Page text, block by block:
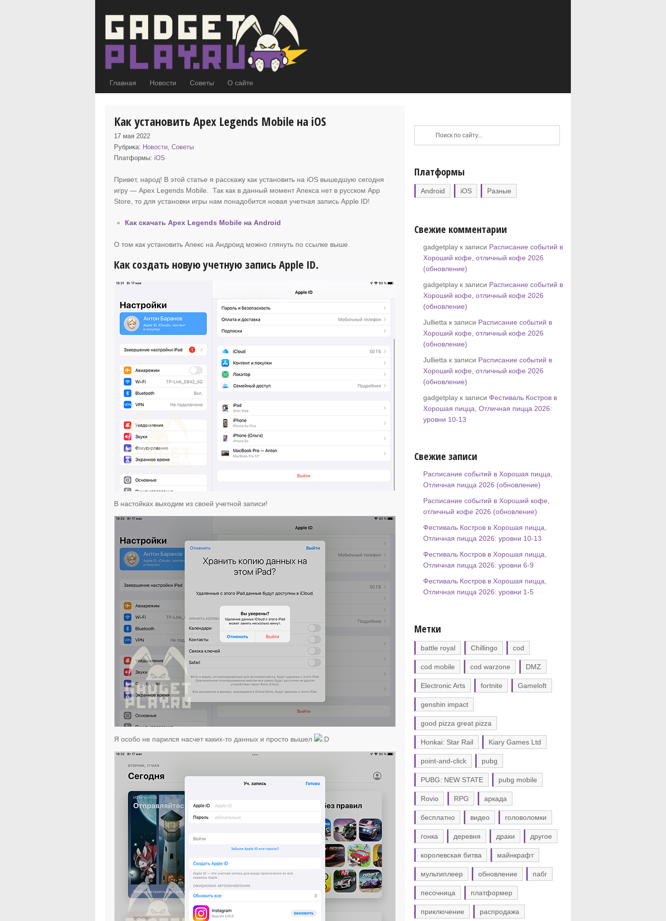
Главная Новости Советы О сайте
Как установить Apex Legends Mobile на iOS
17 мая 2022
Рубрика: Новости,Советы
Платформы: iOS
Привет, народ! В этой статье я расскажу как установить на iOS вышедшую сегодня
игру — Apex Legends Mobile . Так как в данный момент Апекса нет в русском App
Store, то для установки игры нам понадобится новая учетная запись Apple ID!
Как скачать Apex Legends Mobile на Android
О том как установить Апекс на Андроид можно глянуть по ссылке выше.
Как создать новую учетную запись Apple ID.
В настойках выходим из своей учетной записи!
Я особо не парился насчет каких-то данных и просто вышел
Платформы
Android iOS Разные
Свежие комментарии
gadgetplay к записи Расписание событий в
Хороший кофе, отличный кофе 2026
(обновление)
gadgetplay к записи Расписание событий в
Хороший кофе, отличный кофе 2026
(обновление)
Jullietta к записи Расписание событий в
Хороший кофе, отличный кофе 2026
(обновление)
Jullietta к записи Расписание событий в
Хороший кофе, отличный кофе 2026
(обновление)
gadgetplay к записи Фестиваль Костров в
Хорошая пицца, Отличная пицца 2026:
уровни 10-13
Свежие записи
Расписание событий в Хорошая пицца,
Отличная пицца 2026 (обновление)
Расписание событий в Хороший кофе,
отличный кофе 2026 (обновление)
Фестиваль Костров в Хорошая пицца,
Отличная пицца 2026: уровни 10-13
Фестиваль Костров в Хорошая пицца,
Отличная пицца 2026: уровни 6-9
Фестиваль Костров в Хорошая пицца,
Отличная пицца 2026: уровни 1-5
Метки
battle royal Chillingo cod
cod mobile cod warzone DMZ
Electronic Arts fortnite Gameloft
genshin impact
good pizza great pizza
Honkai: Star Rail Kiary Games Ltd
point-and-click pubg
PUBG: NEW STATE pubg mobile
Rovio RPG аркада
бесплатно видео головоломки
гонка деревня драки другое
королевская битва майнкрафт
мультиплеер обновление пабг
песочница платформер
приключение распродажа